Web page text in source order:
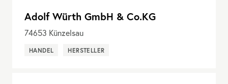
Adolf Würth GmbH & Co.KG
74653 Künzelsau
HANDEL HERSTELLER